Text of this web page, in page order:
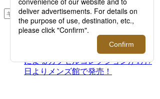
検索
TOP
＜ロエベ＞と『千と千尋の神隠し』
によるカプセルコレクションが1月7
日よりメンズ館で発売！